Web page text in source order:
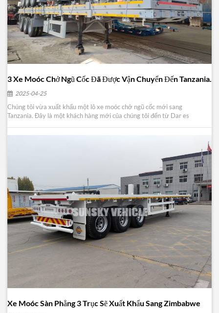
3 Xe Moóc Chở Ngũ Cốc Đã Được Vận Chuyển Đến Tanzania.
2025-04-25
Chúng tôi vừa xuất khẩu một lô xe moóc chở ngũ cốc mới sang
Tanzania. Đây là một khách hàng mới của chúng tôi đến từ Dar es
nặng để vận chuyển nông sản, vì vậy chúng tôi đã đề xuất loại xe moóc
Xe Moóc Sàn Phẳng 3 Trục Sẽ Xuất Khẩu Sang Zimbabwe